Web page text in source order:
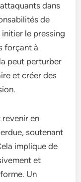
dans
de
le pressing
forçant à
peut perturber
et créer des
en
soutenant
implique de
et
Un